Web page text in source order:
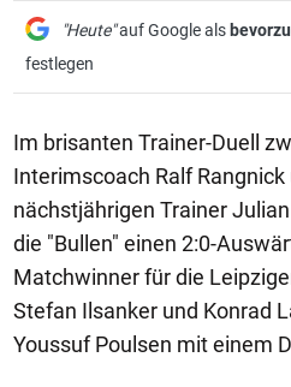
"Heute"auf Google als
festlegen
Im brisanten Trainer-Duell
Interimscoach Ralf
nächstjährigen Trainer
die "Bullen" einen 2:0-
Matchwinner für die
Stefan Ilsanker und Konrad
Youssuf Poulsen mit einem